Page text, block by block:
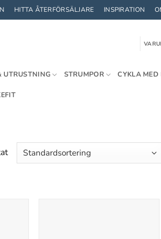
HITTA ÅTERFÖRSÄLJARE INSPIRATION
UTRUSTNING STRUMPOR CYKLA MED